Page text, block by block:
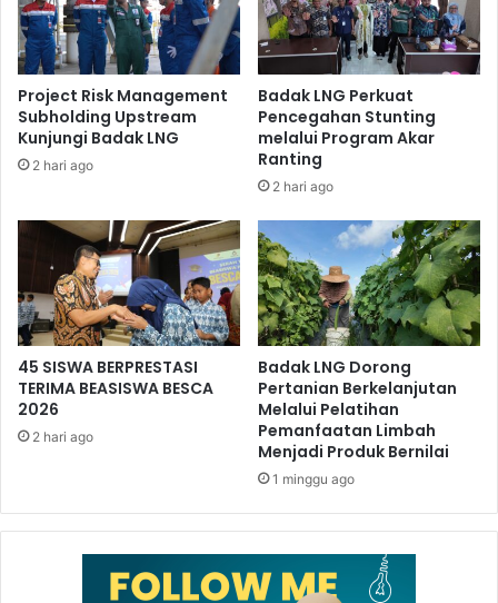
Serah terima pembagian zakat fitrah kepada para mustahik.
Zakat fitrah berupa 5 kilogram beras dan uang 100 ribu
rupiah yang disalurkan LAZ Yaumil sangat dirasakan
manfaatnya bagi para penerima, khususnya dalam
membantu meringankan biaya keperluan hidup menjelang
Project Risk Management
Subholding Upstream
Kunjungi Badak LNG
2 hari ago
Badak LNG Perkuat
Pencegahan Stunting
melalui Program Akar
Ranting
2 hari ago
45 SISWA BERPRESTASI
TERIMA BEASISWA BESCA
2026
2 hari ago
Badak LNG Dorong
Pertanian Berkelanjutan
Melalui Pelatihan
Pemanfaatan Limbah
Menjadi Produk Bernilai
1 minggu ago